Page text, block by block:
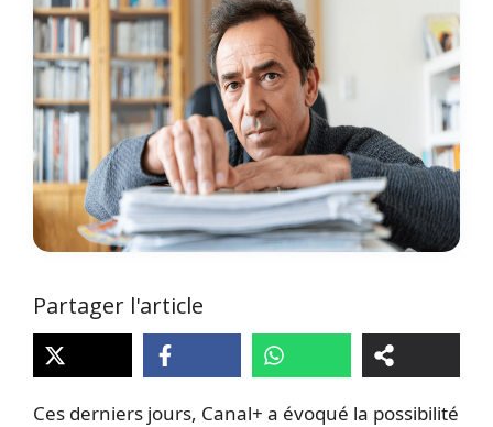
Partager l'article
Ces derniers jours, Canal+ a évoqué la possibilité